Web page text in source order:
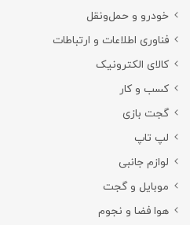
خودرو و حمل‌و‌نقل
فناوری اطلاعات و ارتباطات
کالای الکترونیک
کسب و کار
گجت بازی
لپ تاپ
لوازم جانبی
موبایل و گجت
هوا فضا و نجوم